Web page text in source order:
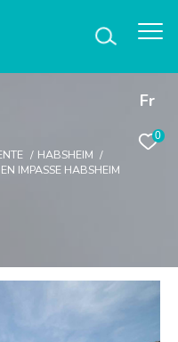
Fr
0
HABSHEIM
IMPASSE HABSHEIM